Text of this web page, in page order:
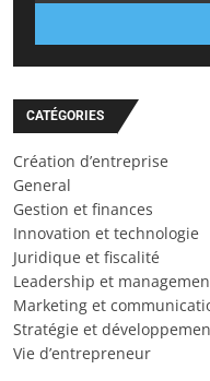
CATÉGORIES
Création d’entreprise
General
Gestion et finances
Innovation et technologie
Juridique et fiscalité
Leadership et
Marketing et
Stratégie et
Vie d’entrepreneur